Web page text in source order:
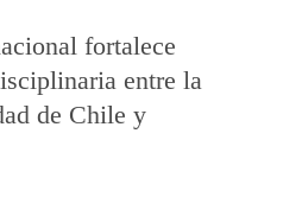
fortalece
entre la
de Chile y